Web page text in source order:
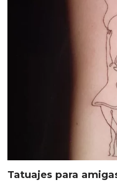
Tatuajes para